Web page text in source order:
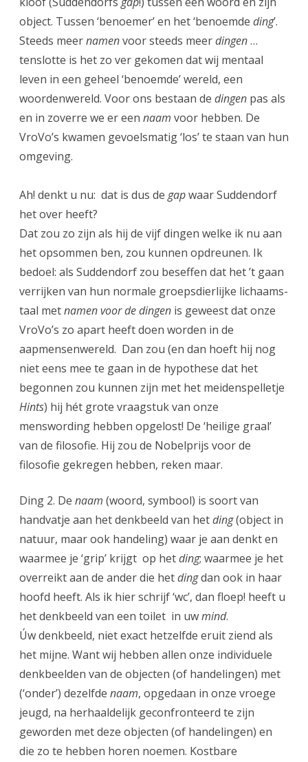
object. Tussen ‘benoemer’ en het ‘benoemde ding’.
Steeds meernamenvoor steeds meerdingen…
tenslotte is het zo ver gekomen dat wij mentaal
leven in een geheel ‘benoemde’ wereld, een
woordenwereld. Voor ons bestaan de dingen pas als
en in zoverre we er een naam voor hebben. De
VroVo’s kwamen gevoelsmatig ‘los’ te staan van hun
omgeving.
Ah! denkt u nu: dat is dus de gapwaar Suddendorf
het over heeft?
Dat zou zo zijn als hij de vijf dingen welke ik nu aan
het opsommen ben, zou kunnen opdreunen. Ik
bedoel: als Suddendorf zou beseffen dat het ’t gaan
verrijken van hun normale groepsdierlijke lichaams-
taal metnamen voor de dingen is geweest dat onze
VroVo’s zo apart heeft doen worden in de
aapmensenwereld. Dan zou (en dan hoeft hij nog
niet eens mee te gaan in de hypothese dat het
begonnen zou kunnen zijn met het meidenspelletje
Hints) hij hét grote vraagstuk van onze
menswording hebben opgelost! De ‘heilige graal’
van de filosofie. Hij zou de Nobelprijs voor de
filosofie gekregen hebben, reken maar.
Ding 2. De naam (woord, symbool) is soort van
handvatje aan het denkbeeld van hetding(object in
natuur, maar ook handeling) waar je aan denkt en
waarmee je ‘grip’ krijgt op hetding; waarmee je het
overreikt aan de ander die hetdingdan ook in haar
hoofd heeft. Als ik hier schrijf ‘wc’, dan floep! heeft u
het denkbeeld van een toilet in uwmind.
Úw denkbeeld, niet exact hetzelfde eruit ziend als
het mijne. Want wij hebben allen onze individuele
denkbeelden van de objecten (of handelingen) met
(‘onder’) dezelfde naam, opgedaan in onze vroege
jeugd, na herhaaldelijk geconfronteerd te zijn
geworden met deze objecten (of handelingen) en
die zo te hebben horen noemen. Kostbare